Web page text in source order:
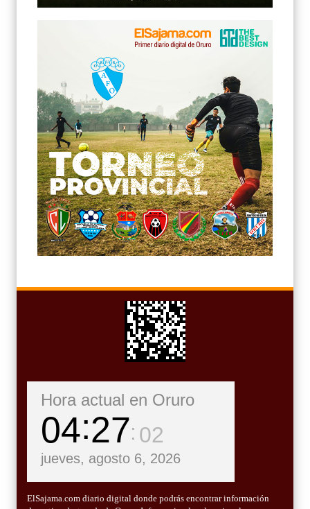
Hora actual en Oruro
04 27 04
jueves, agosto 6, 2026
ElSajama.com diario digital donde podrás encontrar información